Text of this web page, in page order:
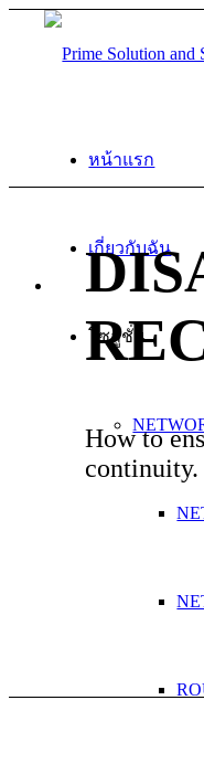
หน้าแรก
เกี่ยวกับฉัน
โซลูชั่น
How to
continuity.